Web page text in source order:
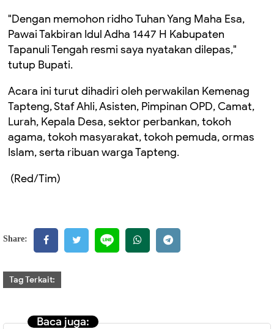
"Dengan memohon ridho Tuhan Yang Maha Esa,
Pawai Takbiran Idul Adha 1447 H Kabupaten
Tapanuli Tengah resmi saya nyatakan dilepas,"
tutup Bupati.
Acara ini turut dihadiri oleh perwakilan Kemenag
Tapteng, Staf Ahli, Asisten, Pimpinan OPD, Camat,
Lurah, Kepala Desa, sektor perbankan, tokoh
agama, tokoh masyarakat, tokoh pemuda, ormas
Islam, serta ribuan warga Tapteng.
(Red/Tim)
Share:
Tag Terkait:
Baca juga: